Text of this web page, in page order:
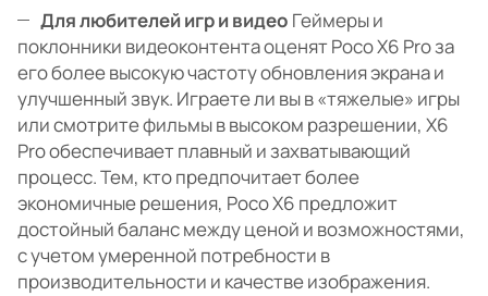
Для любителей игр и видео Геймеры и
поклонники видеоконтента оценят Poco X6 Pro за
его более высокую частоту обновления экрана и
улучшенный звук. Играете ли вы в «тяжелые» игры
или смотрите фильмы в высоком разрешении, X6
Pro обеспечивает плавный и захватывающий
процесс. Тем, кто предпочитает более
экономичные решения, Poco X6 предложит
достойный баланс между ценой и возможностями,
с учетом умеренной потребности в
производительности и качестве изображения.